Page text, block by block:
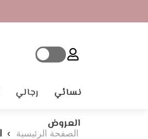
نسائي رجالي
العروض
×
الصفحة الرئيسية